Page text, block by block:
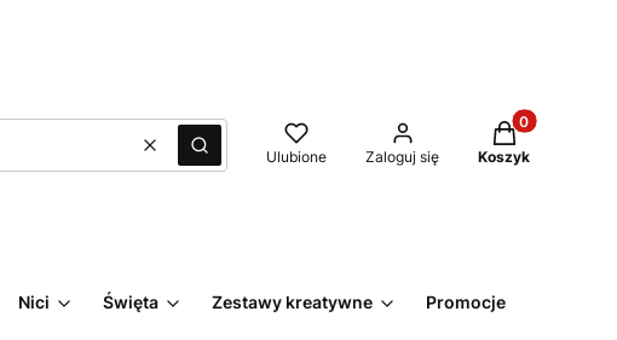
WyczyśćSzukaj Ulubione Zaloguj się
Produkty w
Koszyk
Nici Święta Zestawy kreatywne Promocje